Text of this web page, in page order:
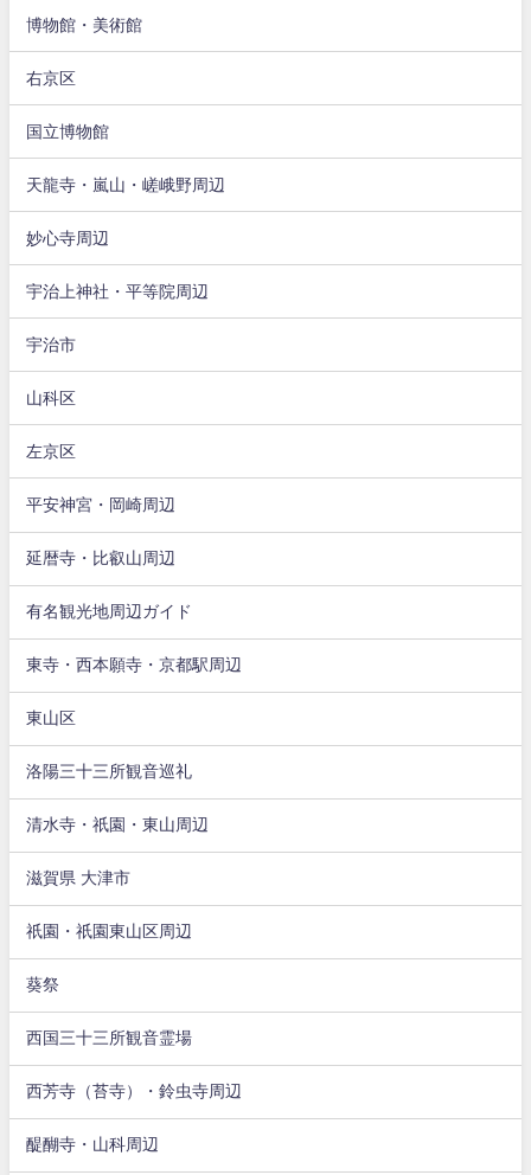
博物館・美術館
右京区
国立博物館
天龍寺・嵐山・嵯峨野周辺
妙心寺周辺
宇治上神社・平等院周辺
宇治市
山科区
左京区
平安神宮・岡崎周辺
延暦寺・比叡山周辺
有名観光地周辺ガイド
東寺・西本願寺・京都駅周辺
東山区
洛陽三十三所観音巡礼
清水寺・祇園・東山周辺
滋賀県 大津市
祇園・祇園東山区周辺
葵祭
西国三十三所観音霊場
西芳寺（苔寺）・鈴虫寺周辺
醍醐寺・山科周辺